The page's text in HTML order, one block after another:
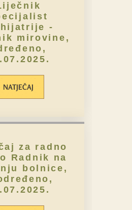
-
mirovine,
NATJEČAJ
za radno
Radnik na
bolnice,